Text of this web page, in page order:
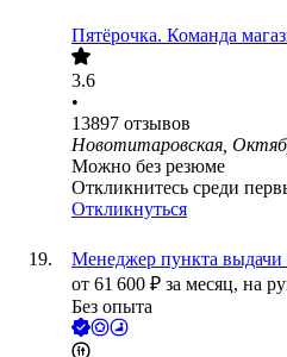
Пятёрочка. Команда
3.6
•
13897 отзывов
Новотитаровская,
Можно без резюме
Откликнитесь среди
Откликнуться
Менеджер пункта выдачи
от 61 600 ₽ за месяц, на
Без опыта